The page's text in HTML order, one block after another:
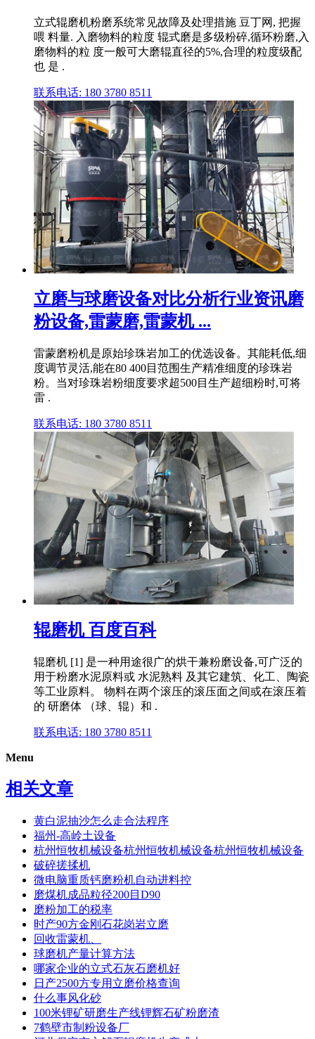
立式辊磨机粉磨系统常见故障及处理措施 豆丁网, 把握
喂 料量. 入磨物料的粒度 辊式磨是多级粉碎,循环粉磨,入
磨物料的粒 度一般可大磨辊直径的5%,合理的粒度级配
也 是 .
联系电话: 180 3780 8511
立磨与球磨设备对比分析行业资讯磨
粉设备,雷蒙磨,雷蒙机 ...
雷蒙磨粉机是原始珍珠岩加工的优选设备。其能耗低,细
度调节灵活,能在80 400目范围生产精准细度的珍珠岩
粉。当对珍珠岩粉细度要求超500目生产超细粉时,可将
雷 .
联系电话: 180 3780 8511
辊磨机 百度百科
辊磨机 [1] 是一种用途很广的烘干兼粉磨设备,可广泛的
用于粉磨水泥原料或 水泥熟料 及其它建筑、化工、陶瓷
等工业原料。 物料在两个滚压的滚压面之间或在滚压着
的 研磨体 （球、辊）和 .
联系电话: 180 3780 8511
Menu
相关文章
黄白泥抽沙怎么走合法程序
福州-高岭土设备
杭州恒牧机械设备杭州恒牧机械设备杭州恒牧机械设备
破碎搓揉机
微电脑重质钙磨粉机自动进料控
磨煤机成品粒径200目D90
磨粉加工的税率
时产90方金刚石花岗岩立磨
回收雷蒙机、
球磨机产量计算方法
哪家企业的立式石灰石磨机好
日产2500方专用立磨价格查询
什么事风化砂
100米锂矿研磨生产线锂辉石矿粉磨渣
7鹤壁市制粉设备厂